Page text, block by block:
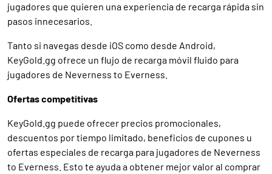
jugadores que quieren una experiencia de recarga rápida sin
pasos innecesarios.
Tanto si navegas desde iOS como desde Android,
KeyGold.gg ofrece un flujo de recarga móvil fluido para
jugadores de Neverness to Everness.
Ofertas competitivas
KeyGold.gg puede ofrecer precios promocionales,
descuentos por tiempo limitado, beneficios de cupones u
ofertas especiales de recarga para jugadores de Neverness
to Everness. Esto te ayuda a obtener mejor valor al comprar